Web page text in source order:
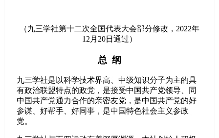
（九三学社第十二次全国代表大会部分修改，2022年
12月20日通过）
总 纲
九三学社是以科学技术界高、中级知识分子为主的具
有政治联盟特点的政党，是接受中国共产党领导、同
中国共产党通力合作的亲密友党，是中国共产党的好
参谋、好帮手、好同事，是中国特色社会主义参政
党。